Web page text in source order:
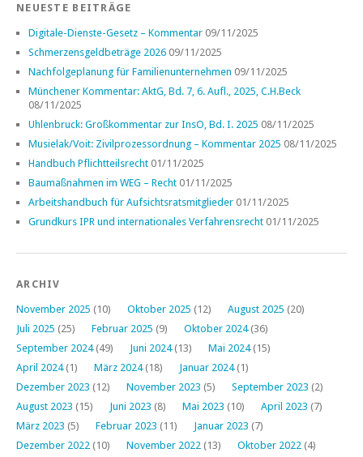
NEUESTE BEITRÄGE
Digitale-Dienste-Gesetz – Kommentar 09/11/2025
Schmerzensgeldbeträge 2026 09/11/2025
Nachfolgeplanung für Familienunternehmen 09/11/2025
Münchener Kommentar: AktG, Bd. 7, 6. Aufl., 2025, C.H.Beck
08/11/2025
Uhlenbruck: Großkommentar zur InsO, Bd. I. 2025 08/11/2025
Musielak/Voit: Zivilprozessordnung – Kommentar 2025 08/11/2025
Handbuch Pflichtteilsrecht 01/11/2025
Baumaßnahmen im WEG – Recht 01/11/2025
Arbeitshandbuch für Aufsichtsratsmitglieder 01/11/2025
Grundkurs IPR und internationales Verfahrensrecht 01/11/2025
ARCHIV
November 2025 (10) Oktober 2025 (12) August 2025 (20)
Juli 2025 (25) Februar 2025 (9) Oktober 2024(36)
September 2024(49) Juni 2024(13) Mai 2024(15)
April 2024(1) März 2024(18) Januar 2024(1)
Dezember 2023 (12) November 2023 (5) September 2023 (2)
August 2023 (15) Juni 2023 (8) Mai 2023 (10) April 2023 (7)
März 2023 (5) Februar 2023 (11) Januar 2023 (7)
Dezember 2022 (10) November 2022 (13) Oktober 2022 (4)